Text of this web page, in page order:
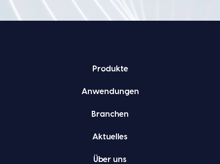
Pro­duk­te
Anwen­dun­gen
Bran­chen
Aktu­el­les
Über uns